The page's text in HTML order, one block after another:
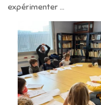
expérimenter …